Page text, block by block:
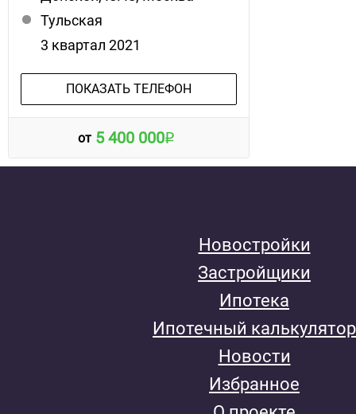
Тульская
3 квартал 2021
ПОКАЗАТЬ ТЕЛЕФОН
от 5 400 000
Новостройки
Застройщики
Ипотека
Ипотечный калькулятор
Новости
Избранное